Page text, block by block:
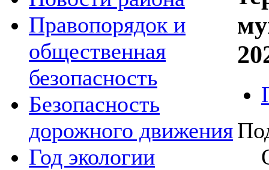
Правопорядок и
общественная
безопасность
Безопасность
дорожного движения
Год экологии